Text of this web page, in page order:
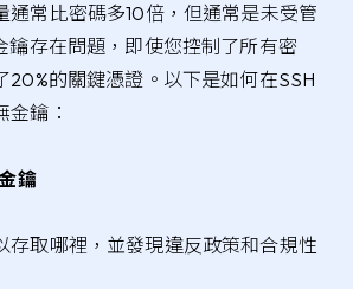
通常比密碼多10倍，但通常是未受管
鑰存在問題，即使您控制了所有密
20%的關鍵憑證。以下是如何在SSH
金鑰：
鑰
存取哪裡，並發現違反政策和合規性